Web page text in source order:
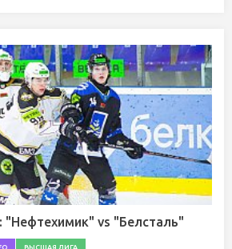
"Нефтехимик" vs "Белсталь"
ВЫСШАЯ ЛИГА